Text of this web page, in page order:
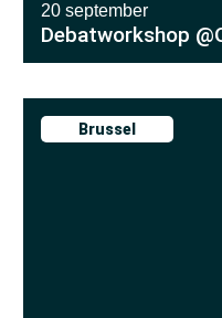
20 september
Debatworkshop
Brussel